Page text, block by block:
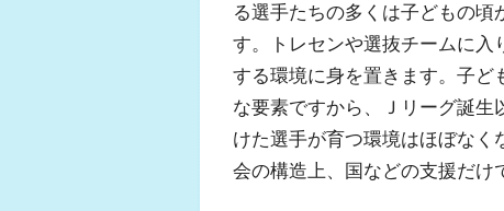
る選手たちの多くは子どもの
す。トレセンや選抜チームに入
する環境に身を置きます。子ど
な要素ですから、Ｊリーグ誕
けた選手が育つ環境はほぼな
会の構造上、国などの支援だけ